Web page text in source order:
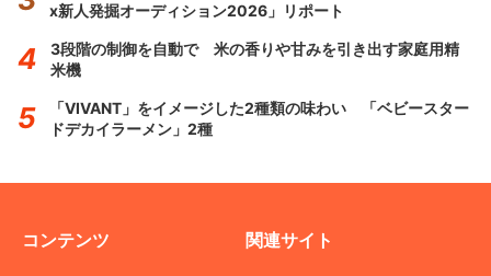
x新人発掘オーディション2026」リポート
3段階の制御を自動で 米の香りや甘みを引き出す家庭用精
米機
「VIVANT」をイメージした2種類の味わい 「ベビースター
ドデカイラーメン」2種
コンテンツ 関連サイト